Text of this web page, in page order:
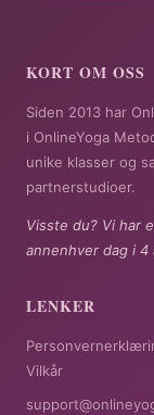
KORT OM OSS
Siden 2013 har
i OnlineYoga
unike klasser og
partnerstudioer.
Visste du? Vi har
annenhver dag i
LENKER
Vilkår